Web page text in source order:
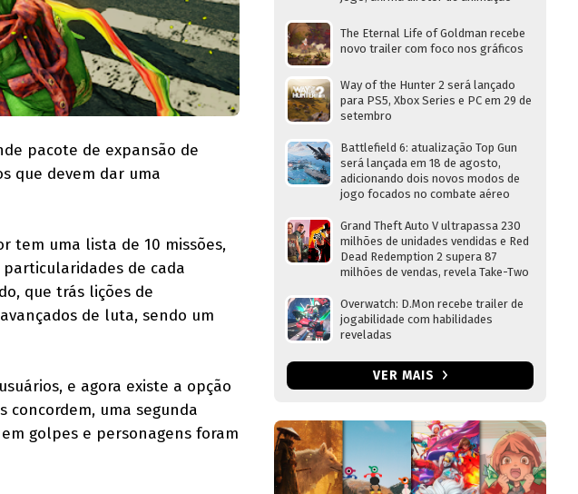
pacote de expansão de
que devem dar uma
tem uma lista de 10 missões,
de cada
que trás lições de
de luta, sendo um
e agora existe a opção
concordem, uma segunda
golpes e personagens foram
The Eternal Life of Goldman recebe
novo trailer com foco nos gráficos
Way of the Hunter 2 será lançado
para PS5, Xbox Series e PC em 29 de
setembro
Battlefield 6: atualização Top Gun
será lançada em 18 de agosto,
adicionando dois novos modos de
jogo focados no combate aéreo
Grand Theft Auto V ultrapassa 230
milhões de unidades vendidas e Red
Dead Redemption 2 supera 87
milhões de vendas, revela Take-Two
Overwatch: D.Mon recebe trailer de
jogabilidade com habilidades
reveladas
VER MAIS